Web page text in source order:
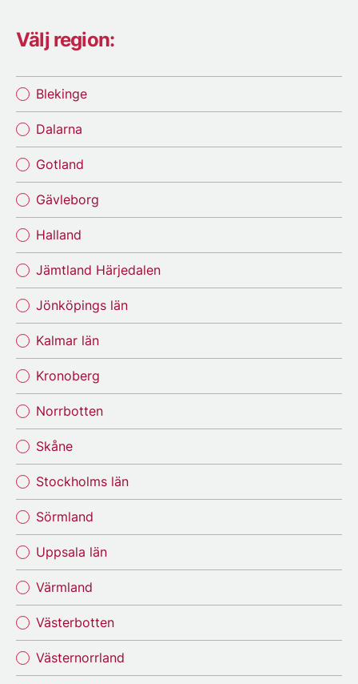
Välj region:
Blekinge
Dalarna
Gotland
Gävleborg
Halland
Jämtland Härjedalen
Jönköpings län
Kalmar län
Kronoberg
Norrbotten
Skåne
Stockholms län
Sörmland
Uppsala län
Värmland
Västerbotten
Västernorrland